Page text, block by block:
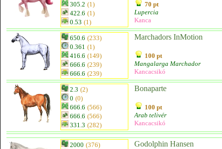
305.2 (1)
422.6 (1)
0.53 (1)
70 pt
Lupercia
Kanca
650.6 (233)
0.361 (1)
416.6 (149)
666.6 (239)
666.6 (239)
Marchadors InMotion
100 pt
Mangalarga Marchador
Kancacsikó
2.3 (2)
0 (0)
666.6 (566)
666.6 (566)
331.3 (282)
Bonaparte
100 pt
Arab telivér
Kancacsikó
2000 (376)
Godolphin Hansen